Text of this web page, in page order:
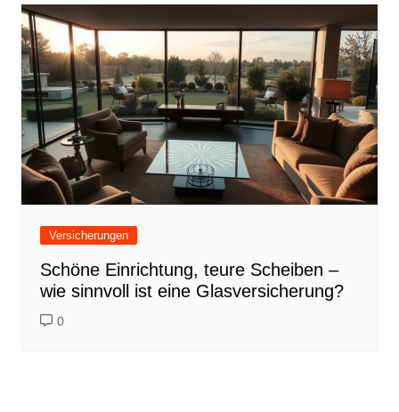
Versicherungen
Schöne Einrichtung, teure Scheiben –
wie sinnvoll ist eine Glasversicherung?
0